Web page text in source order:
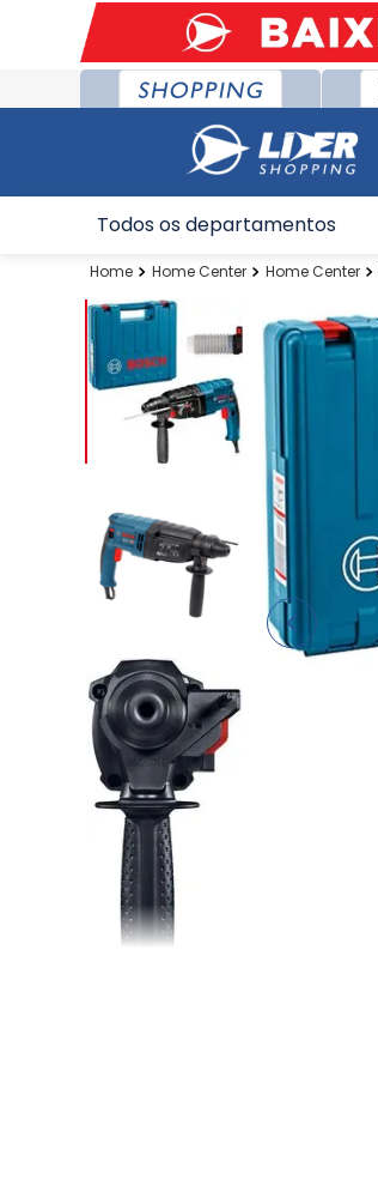
Todos os departamentos
Home Center Home Center